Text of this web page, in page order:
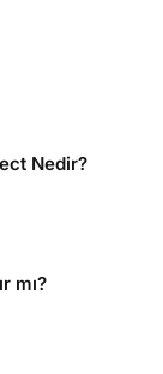
Nedir?
mı?